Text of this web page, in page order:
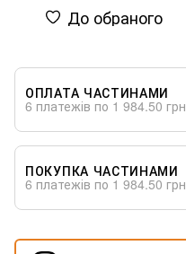
До обраного
ОПЛАТА ЧАСТИНАМИ
6 платежів по 1 984.50 грн
ПОКУПКА ЧАСТИНАМИ
6 платежів по 1 984.50 грн